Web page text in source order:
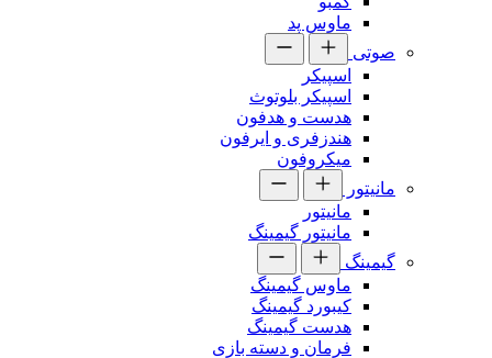
ماوس پد
صوتی
اسپیکر
اسپیکر بلوتوث
هدست و هدفون
هندزفری و ایرفون
میکروفون
مانیتور
مانیتور
مانیتور گیمینگ
گیمینگ
ماوس گیمینگ
کیبورد گیمینگ
هدست گیمینگ
فرمان و دسته بازی